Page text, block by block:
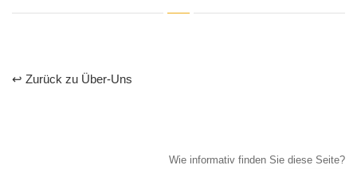
↩ Zurück zu Über-Uns
Wie informativ finden Sie diese Seite?